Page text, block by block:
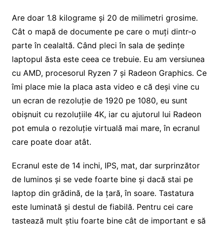
Are doar 1.8 kilograme și 20 de milimetri grosime.
Cât o mapă de documente pe care o muți dintr-o
parte în cealaltă. Când pleci în sala de ședințe
laptopul ăsta este ceea ce trebuie. Eu am versiunea
cu AMD, procesorul Ryzen 7 și Radeon Graphics. Ce
îmi place mie la placa asta video e că deși vine cu
un ecran de rezoluție de 1920 pe 1080, eu sunt
obișnuit cu rezoluțiile 4K, iar cu ajutorul lui Radeon
pot emula o rezoluție virtuală mai mare, în ecranul
care poate doar atât.
Ecranul este de 14 inchi, IPS, mat, dar surprinzător
de luminos și se vede foarte bine și dacă stai pe
laptop din grădină, de la țară, în soare. Tastatura
este luminată și destul de fiabilă. Pentru cei care
tastează mult știu foarte bine cât de important e să